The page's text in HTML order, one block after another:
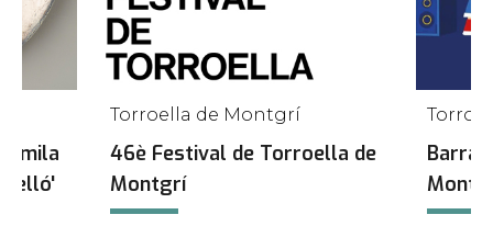
Torroella de Montgrí
46è Festival de Torroella de
Montgrí